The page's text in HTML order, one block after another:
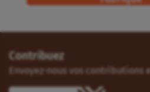
Contribuez
Envoyez-nous vos contributions